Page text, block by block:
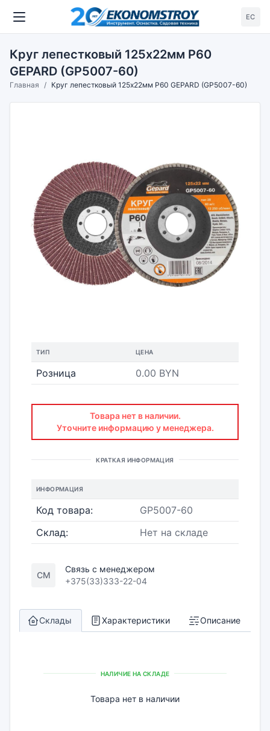
ЕС
Круг лепестковый 125х22мм P60
GEPARD (GP5007-60)
Главная Круг лепестковый 125х22мм P60 GEPARD (GP5007-60)
ТИП ЦЕНА
Розница 0.00 BYN
Товара нет в наличии.
Уточните информацию у менеджера.
КРАТКАЯ ИНФОРМАЦИЯ
ИНФОРМАЦИЯ
Код товара:
GP5007-60
Склад:
Нет на складе
СМ
Связь с менеджером
+375(33)333-22-04
Склады Характеристики Описание
НАЛИЧИЕ НА СКЛАДЕ
Товара нет в наличии